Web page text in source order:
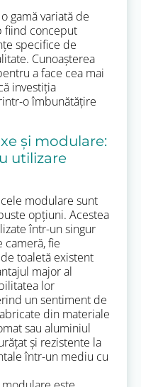
gamă variată de
fiind conceput
specifice de
Cunoașterea
a face cea mai
investiția
o îmbunătățire
și modulare:
utilizare
modulare sunt
opțiuni. Acestea
într-un singur
cameră, fie
toaletă existent
major al
lor
un sentiment de
din materiale
sau aluminiul
și rezistente la
într-un mediu cu